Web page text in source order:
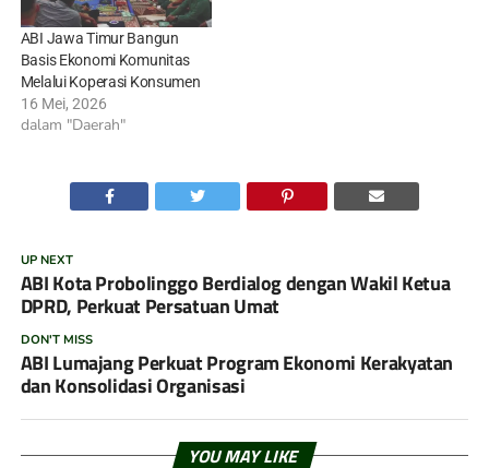
ABI Jawa Timur Bangun
Basis Ekonomi Komunitas
Melalui Koperasi Konsumen
16 Mei, 2026
dalam "Daerah"
UP NEXT
ABI Kota Probolinggo Berdialog dengan Wakil Ketua
DPRD, Perkuat Persatuan Umat
DON'T MISS
ABI Lumajang Perkuat Program Ekonomi Kerakyatan
dan Konsolidasi Organisasi
YOU MAY LIKE